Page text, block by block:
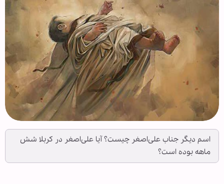
اسم دیگر جناب علی‌اصغر چیست؟ آیا علی‌اصغر در کربلا شش
ماهه بوده است؟